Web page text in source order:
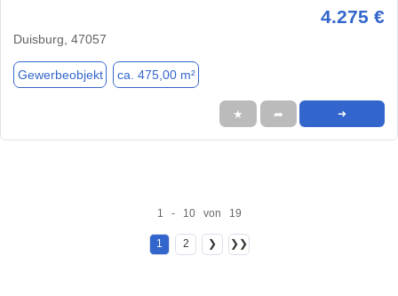
4.275 €
Duisburg, 47057
Gewerbeobjekt ca. 475,00 m²
★ ➦ ➜
1 - 10 von 19
1 2 ❯ ❯❯